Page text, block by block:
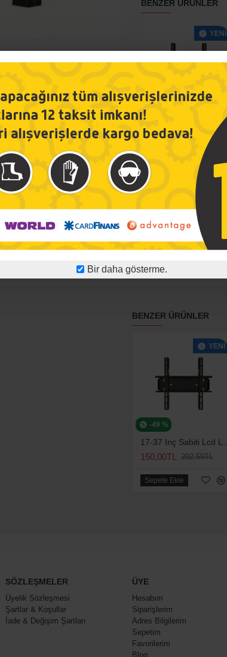
Bir daha gösterme.
BENZER ÜRÜNLER
YENI
-49 %
17-37 Inç Sabiti
150,00TL 292,59TL
Sepete Ekle
BENZER ÜRÜNLER
YENI
-49 %
17-37 Inç
150,00TL 292,59TL
Sepete Ekle
SÖZLEŞMELER
Üyelik Sözleşmesi
Şartlar & Koşullar
İade & Değişim Şartları
ÜYE
Hesabım
Siparişlerim
Adres Bilgilerim
Sepetim
Favorilerim
Blog